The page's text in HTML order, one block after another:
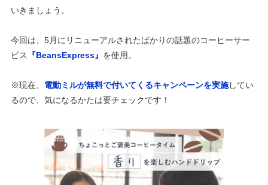
いきましょう。
今回は、5月にリニューアルされたばかりの話題のコーヒーサー
ビス
『BeansExpress』 を使用。
※現在、 電動ミルが無料で付いてくるキャンペーンを実施してい
るので、気になるかたは要チェックです！